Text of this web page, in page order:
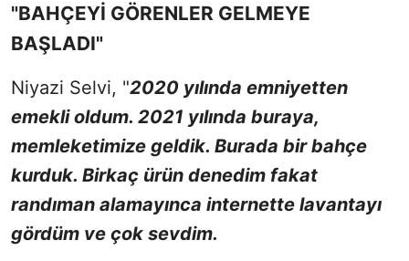
"BAHÇEYİ GÖRENLER GELMEYE
BAŞLADI"
Niyazi Selvi, "2020 yılında emniyetten
emekli oldum. 2021 yılında buraya,
memleketimize geldik. Burada bir bahçe
kurduk. Birkaç ürün denedim fakat
randıman alamayınca internette lavantayı
gördüm ve çok sevdim.